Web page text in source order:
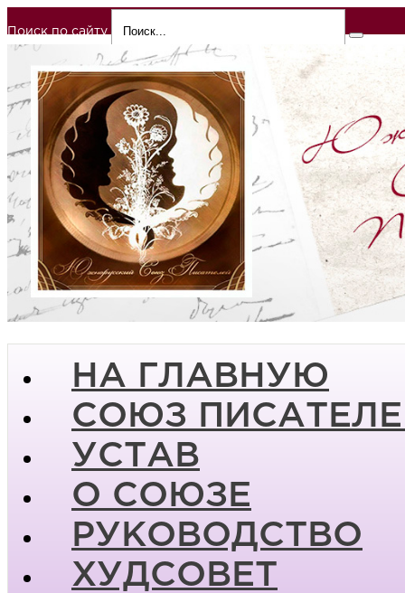
Поиск по сайту
НА ГЛАВНУЮ
СОЮЗ
УСТАВ
О СОЮЗЕ
РУКОВОДСТВО
ХУДСОВЕТ